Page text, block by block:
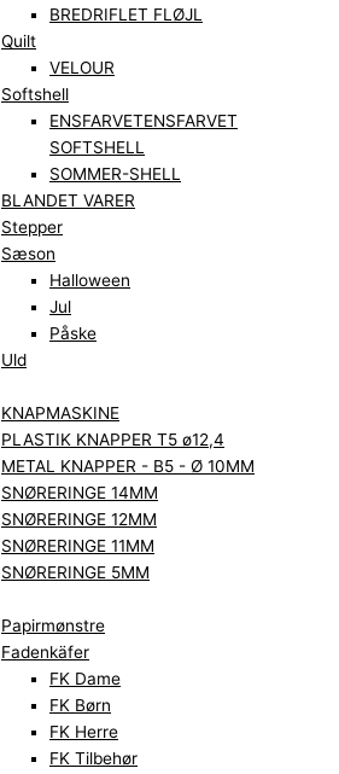
BREDRIFLET FLØJL
Quilt
VELOUR
Softshell
ENSFARVETENSFARVET
SOFTSHELL
SOMMER-SHELL
BLANDET VARER
Stepper
Sæson
Halloween
Jul
Påske
Uld
KNAPMASKINE
PLASTIK KNAPPER T5 ø12,4
METAL KNAPPER - B5 - Ø 10MM
SNØRERINGE 14MM
SNØRERINGE 12MM
SNØRERINGE 11MM
SNØRERINGE 5MM
Papirmønstre
Fadenkäfer
FK Dame
FK Børn
FK Herre
FK Tilbehør